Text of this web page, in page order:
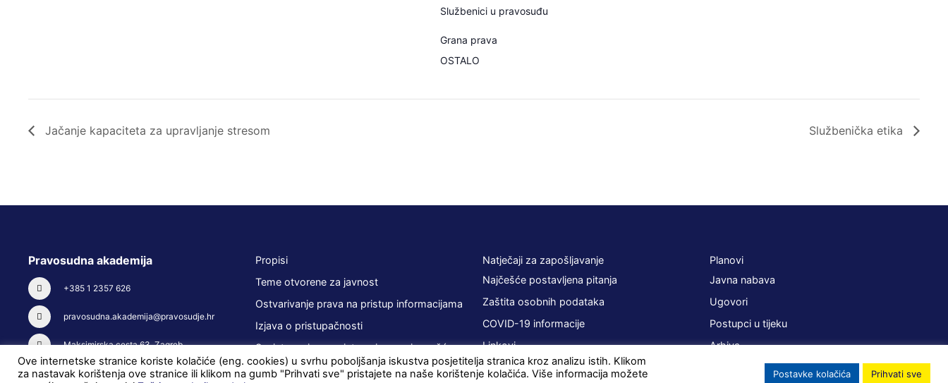
Službenici u pravosuđu
Grana prava
OSTALO
Jačanje kapaciteta za upravljanje stresom Službenička etika
Pravosudna akademija
+385 1 2357 626
pravosudna.akademija@pravosudje.hr
Maksimirska cesta 63, Zagreb
Propisi
Teme otvorene za javnost
Ostvarivanje prava na pristup informacijama
Izjava o pristupačnosti
Savjetovanja sa zainteresiranom javnošću
Natječaji za zapošljavanje
Najčešće postavljena pitanja
Zaštita osobnih podataka
COVID-19 informacije
Linkovi
Planovi
Javna nabava
Ugovori
Postupci u tijeku
Arhiva
Ove internetske stranice koriste kolačiće (eng. cookies) u svrhu poboljšanja iskustva posjetitelja stranica kroz analizu istih. Klikom
za nastavak korištenja ove stranice ili klikom na gumb "Prihvati sve" pristajete na naše korištenje kolačića. Više informacija možete
Postavke kolačića Prihvati sve